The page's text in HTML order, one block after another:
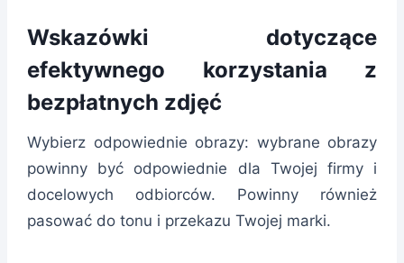
Wskazówki dotyczące
efektywnego korzystania z
bezpłatnych zdjęć
Wybierz odpowiednie obrazy: wybrane obrazy
powinny być odpowiednie dla Twojej firmy i
docelowych odbiorców. Powinny również
pasować do tonu i przekazu Twojej marki.